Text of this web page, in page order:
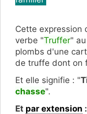
Cette expression
verbe "Truffer"
plombs d'une
de truffe dont on
Et elle signifie : "
chasse".
Et par extension